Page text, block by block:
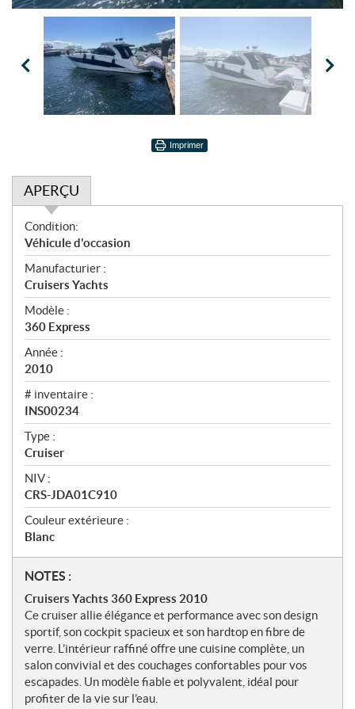
Imprimer
APERÇU
A
p
e
r
ç
u
Condition:
Véhicule d'occasion
Manufacturier :
Cruisers Yachts
Modèle :
360 Express
Année :
2010
# inventaire :
INS00234
Type :
Cruiser
NIV :
CRS-JDA01C910
Couleur extérieure :
Blanc
N
o
t
e
s
NOTES :
Cruisers Yachts 360 Express 2010
Ce cruiser allie élégance et performance avec son design
sportif, son cockpit spacieux et son hardtop en fibre de
verre. L’intérieur raffiné offre une cuisine complète, un
salon convivial et des couchages confortables pour vos
escapades. Un modèle fiable et polyvalent, idéal pour
profiter de la vie sur l’eau.